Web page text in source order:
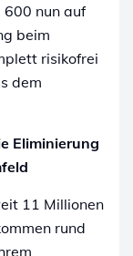
600 nun auf
beim
risikofrei
dem
Eliminierung
11 Millionen
rund